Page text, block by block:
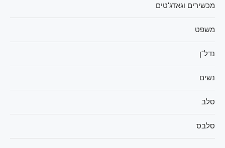
מכשירים וגאדג'טים
משפט
נדל"ן
נשים
סלב
סלבס